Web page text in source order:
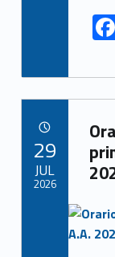
Link identifier
Link identifier archive #link-archive-thumb-soap-50114
29
JUL
2026